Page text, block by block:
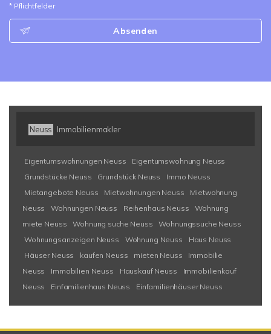
* Pflichtfelder
Absenden
Neuss Immobilienmakler
Eigentumswohnungen Neuss
Eigentumswohnung Neuss
Grundstücke Neuss
Grundstück Neuss
Immo Neuss
Mietangebote Neuss
Mietwohnungen Neuss
Mietwohnung
Neuss
Wohnungen Neuss Reihenhaus Neuss
Wohnung
miete Neuss
Wohnung suche Neuss
Wohnungssuche Neuss
Wohnungsanzeigen Neuss
Wohnung Neuss
Haus Neuss
Häuser Neuss
kaufen Neuss mieten Neuss
Immobilie
Neuss
Immobilien Neuss Hauskauf Neuss
Immobilienkauf
Neuss
Einfamilienhaus Neuss Einfamilienhäuser Neuss